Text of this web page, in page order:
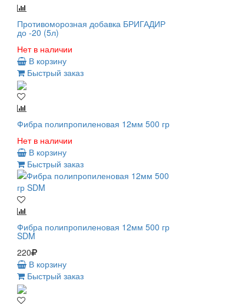
Противоморозная добавка БРИГАДИР
до -20 (5л)
Нет в наличии
В корзину
Быстрый заказ
Фибра полипропиленовая 12мм 500 гр
Нет в наличии
В корзину
Быстрый заказ
Фибра полипропиленовая 12мм 500 гр
SDM
220
В корзину
Быстрый заказ